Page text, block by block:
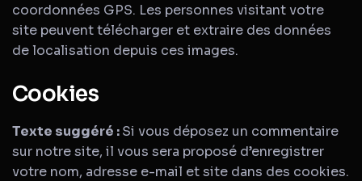
coordonnées GPS. Les personnes visitant votre
site peuvent télécharger et extraire des données
de localisation depuis ces images.
Cookies
Texte suggéré :Si vous déposez un commentaire
sur notre site, il vous sera proposé d’enregistrer
votre nom, adresse e-mail et site dans des cookies.